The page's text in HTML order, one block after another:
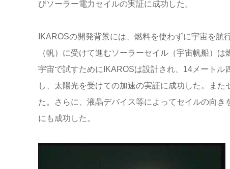
びソーラー電力セイルの実証に成功した。
IKAROSの開発背景には、燃料を使わずに宇宙を
（帆）に受けて進むソーラーセイル（宇宙帆船）
宇宙で試すためにIKAROSは設計され、14メート
し、太陽光を受けての加速の実証に成功した。ま
た。さらに、液晶デバイス等によってセイルの向
にも成功した。